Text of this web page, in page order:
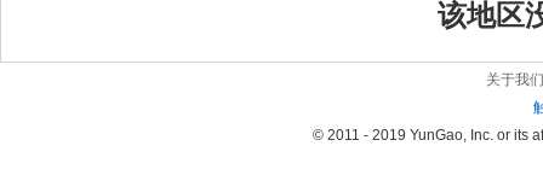
该地区
关于我们
© 2011 - 2019 YunGao, Inc. or its